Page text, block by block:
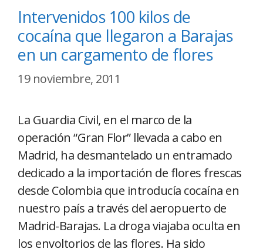
Intervenidos 100 kilos de
cocaína que llegaron a Barajas
en un cargamento de flores
19 noviembre, 2011
La Guardia Civil, en el marco de la
operación “Gran Flor” llevada a cabo en
Madrid, ha desmantelado un entramado
dedicado a la importación de flores frescas
desde Colombia que introducía cocaína en
nuestro país a través del aeropuerto de
Madrid-Barajas. La droga viajaba oculta en
los envoltorios de las flores. Ha sido